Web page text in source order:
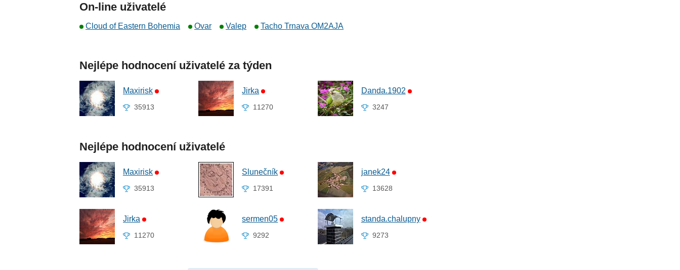
On-line uživatelé
Cloud of Eastern Bohemia Ovar Valep Tacho Trnava OM2AJA
Nejlépe hodnocení uživatelé za týden
Maxirisk
35913
Jirka
11270
Danda.1902
3247
Nejlépe hodnocení uživatelé
Maxirisk
35913
Slunečník
17391
janek24
13628
Jirka
11270
sermen05
9292
standa.chalupny
9273